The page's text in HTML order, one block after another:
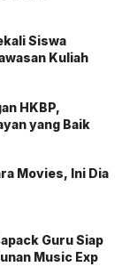
Siswa
Kuliah
HKBP,
yang Baik
Movies, Ini Dia
Guru Siap
Music Exp